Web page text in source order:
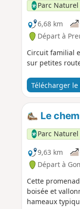
Parc
6,68 km
Départ à
Circuit familial
sur petites
Télécharger le
Le
Parc
9,63 km
Départ à
Cette
boisée et
hameaux